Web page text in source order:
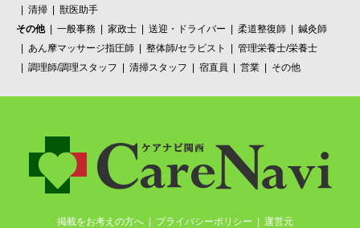
清掃
獣医助手
その他
一般事務 家政士 送迎・ドライバー 柔道整復師
鍼灸師
あん摩マッサージ指圧師
整体師/セラピスト
管理栄養士/栄養士
調理師/調理スタッフ
清掃スタッフ 宿直員 営業 その他
掲載をお考えの方へ プライバシーポリシー 運営元